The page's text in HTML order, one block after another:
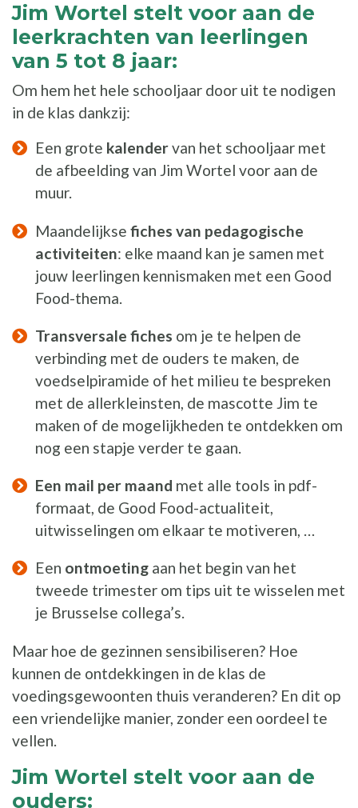
Jim Wortel stelt voor aan de
leerkrachten van leerlingen
van 5 tot 8 jaar:
Om hem het hele schooljaar door uit te nodigen
in de klas dankzij:
Een grote kalendervan het schooljaar met
de afbeelding van Jim Wortel voor aan de
muur.
Maandelijkse fiches van pedagogische
activiteiten: elke maand kan je samen met
jouw leerlingen kennismaken met een Good
Food-thema.
Transversale fiches om je te helpen de
verbinding met de ouders te maken, de
voedselpiramide of het milieu te bespreken
met de allerkleinsten, de mascotte Jim te
maken of de mogelijkheden te ontdekken om
nog een stapje verder te gaan.
Een mail per maand met alle tools in pdf-
formaat, de Good Food-actualiteit,
uitwisselingen om elkaar te motiveren, …
Een ontmoetingaan het begin van het
tweede trimester om tips uit te wisselen met
je Brusselse collega’s.
Maar hoe de gezinnen sensibiliseren? Hoe
kunnen de ontdekkingen in de klas de
voedingsgewoonten thuis veranderen? En dit op
een vriendelijke manier, zonder een oordeel te
vellen.
Jim Wortel stelt voor aan de
ouders: